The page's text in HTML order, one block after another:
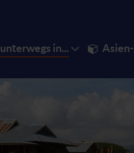
unterwegs in...